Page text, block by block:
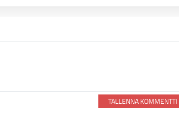
TALLENNA KOMMENTTI